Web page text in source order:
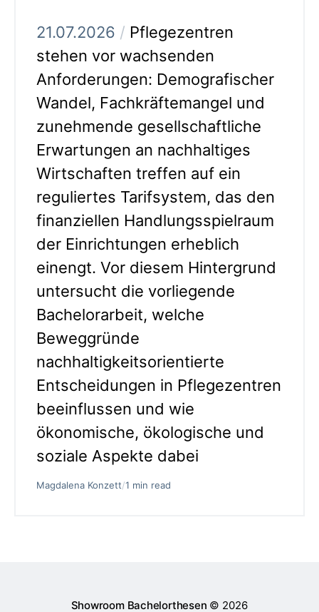
21.07.2026 / Pflegezentren
stehen vor wachsenden
Anforderungen: Demografischer
Wandel, Fachkräftemangel und
zunehmende gesellschaftliche
Erwartungen an nachhaltiges
Wirtschaften treffen auf ein
reguliertes Tarifsystem, das den
finanziellen Handlungsspielraum
der Einrichtungen erheblich
einengt. Vor diesem Hintergrund
untersucht die vorliegende
Bachelorarbeit, welche
Beweggründe
nachhaltigkeitsorientierte
Entscheidungen in Pflegezentren
beeinflussen und wie
ökonomische, ökologische und
soziale Aspekte dabei
Magdalena Konzett/1 min read
Showroom Bachelorthesen © 2026